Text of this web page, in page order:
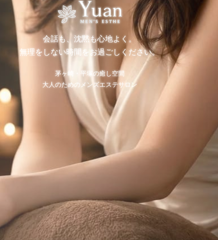
会話も、沈黙も心地よく。
無理をしない時間をお過ごしください。
茅ヶ崎・平塚の癒し空間
大人のためのメンズエステサロン